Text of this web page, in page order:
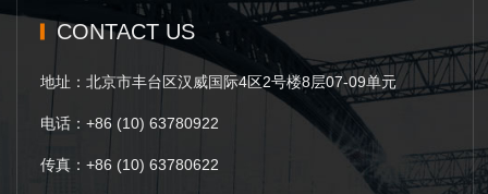
CONTACT US
地址：北京市丰台区汉威国际4区2号楼8层07-09单元
电话：+86 (10) 63780922
传真：+86 (10) 63780622